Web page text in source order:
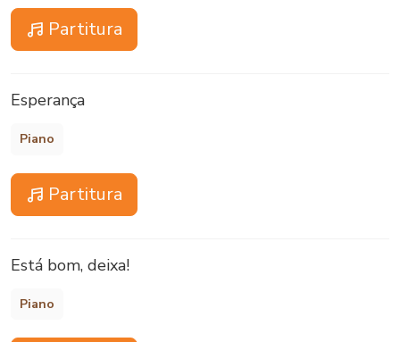
Partitura
Esperança
Piano
Partitura
Está bom, deixa!
Piano